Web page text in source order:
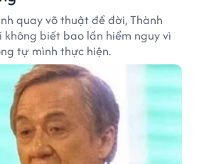
quay võ thuật để đời, Thành
biết bao lần hiểm nguy vì
tự mình thực hiện.